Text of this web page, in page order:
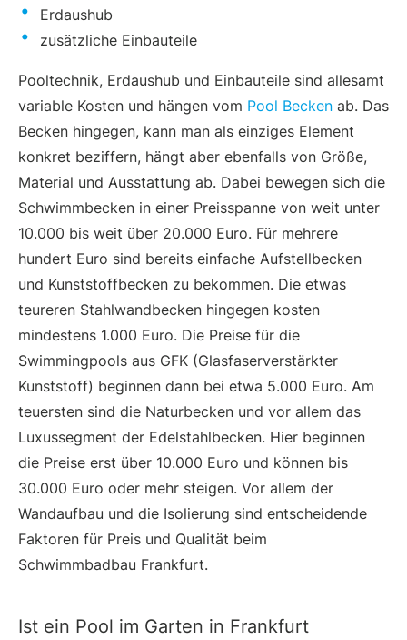
Erdaushub
zusätzliche Einbauteile
Pooltechnik, Erdaushub und Einbauteile sind allesamt
variable Kosten und hängen vom Pool Becken ab. Das
Becken hingegen, kann man als einziges Element
konkret beziffern, hängt aber ebenfalls von Größe,
Material und Ausstattung ab. Dabei bewegen sich die
Schwimmbecken in einer Preisspanne von weit unter
10.000 bis weit über 20.000 Euro. Für mehrere
hundert Euro sind bereits einfache Aufstellbecken
und Kunststoffbecken zu bekommen. Die etwas
teureren Stahlwandbecken hingegen kosten
mindestens 1.000 Euro. Die Preise für die
Swimmingpools aus GFK (Glasfaserverstärkter
Kunststoff) beginnen dann bei etwa 5.000 Euro. Am
teuersten sind die Naturbecken und vor allem das
Luxussegment der Edelstahlbecken. Hier beginnen
die Preise erst über 10.000 Euro und können bis
30.000 Euro oder mehr steigen. Vor allem der
Wandaufbau und die Isolierung sind entscheidende
Faktoren für Preis und Qualität beim
Schwimmbadbau Frankfurt.
Ist ein Pool im Garten in Frankfurt